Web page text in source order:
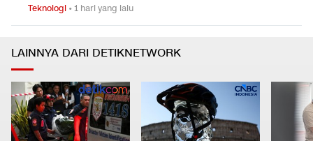
Teknologi •1 hari yang lalu
LAINNYA DARI DETIKNETWORK